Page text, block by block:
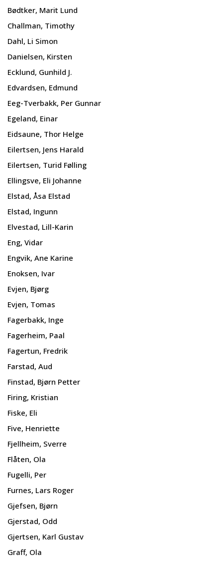
Bødtker, Marit Lund
Challman, Timothy
Dahl, Li Simon
Danielsen, Kirsten
Ecklund, Gunhild J.
Edvardsen, Edmund
Eeg-Tverbakk, Per Gunnar
Egeland, Einar
Eidsaune, Thor Helge
Eilertsen, Jens Harald
Eilertsen, Turid Følling
Ellingsve, Eli Johanne
Elstad, Åsa Elstad
Elstad, Ingunn
Elvestad, Lill-Karin
Eng, Vidar
Engvik, Ane Karine
Enoksen, Ivar
Evjen, Bjørg
Evjen, Tomas
Fagerbakk, Inge
Fagerheim, Paal
Fagertun, Fredrik
Farstad, Aud
Finstad, Bjørn Petter
Firing, Kristian
Fiske, Eli
Five, Henriette
Fjellheim, Sverre
Flåten, Ola
Fugelli, Per
Furnes, Lars Roger
Gjefsen, Bjørn
Gjerstad, Odd
Gjertsen, Karl Gustav
Graff, Ola